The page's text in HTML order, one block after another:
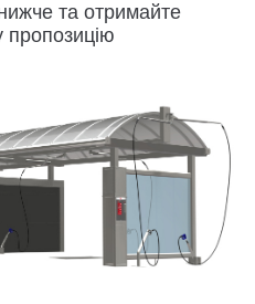
та отримайте
пропозицію